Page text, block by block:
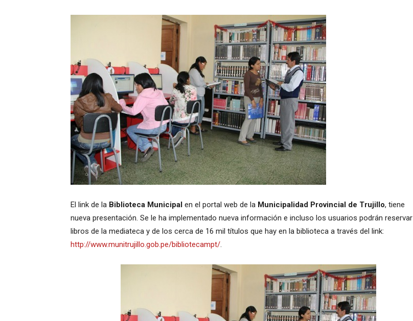
El link de la Biblioteca Municipal en el portal web de la Municipalidad Provincial de Trujillo, tiene
nueva presentación. Se le ha implementado nueva información e incluso los usuarios podrán reservar
libros de la mediateca y de los cerca de 16 mil títulos que hay en la biblioteca a través del link:
http://www.munitrujillo.gob.pe/bibliotecampt/.